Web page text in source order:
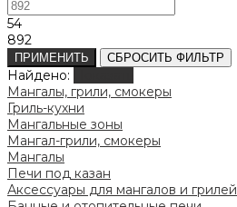
54
892
ПРИМЕНИТЬ СБРОСИТЬ ФИЛЬТР
Найдено:
Мангалы, грили, смокеры
Гриль-кухни
Мангальные зоны
Мангал-грили, смокеры
Мангалы
Печи под казан
Аксессуары для мангалов и грилей